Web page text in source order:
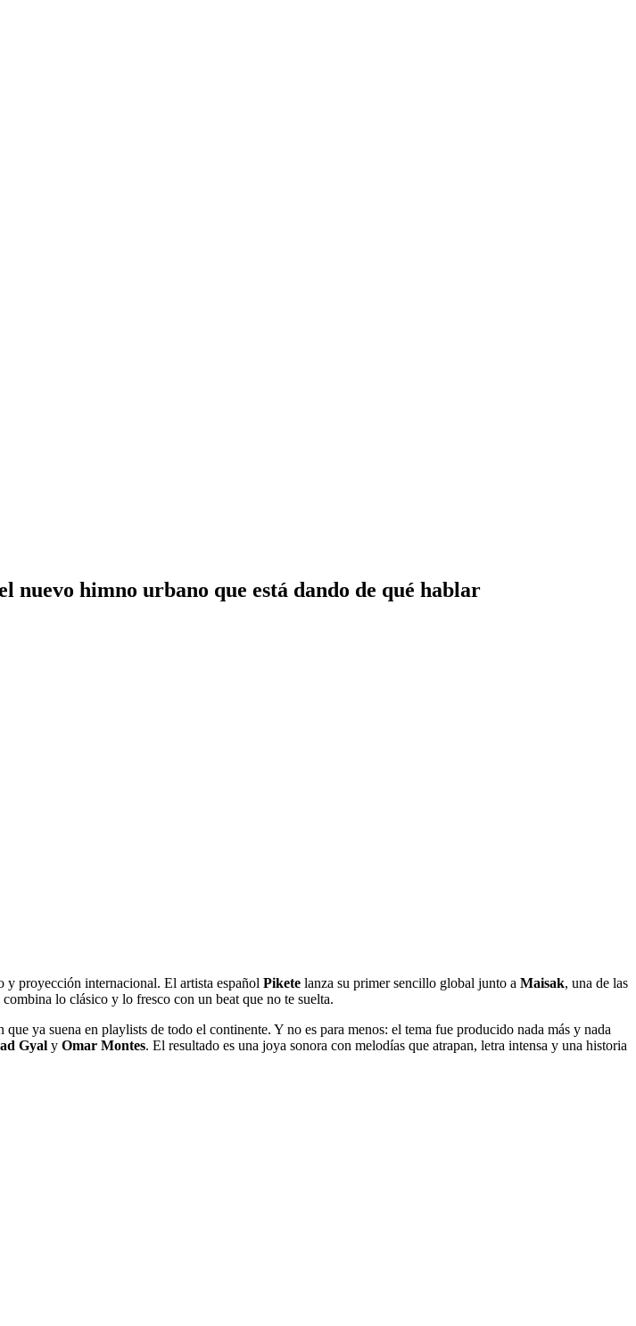
himno urbano que está dando de qué hablar
y proyección internacional. El artista español Pikete lanza su primer sencillo global junto a Maisak, una de las
lo clásico y lo fresco con un beat que no te suelta.
ya suena en playlists de todo el continente. Y no es para menos: el tema fue producido nada más y nada
Gyal y Omar Montes. El resultado es una joya sonora con melodías que atrapan, letra intensa y una historia